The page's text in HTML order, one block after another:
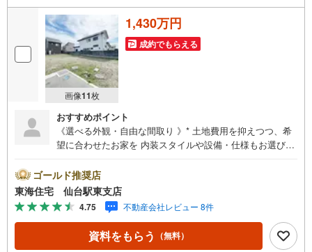
画像11枚
1,430万円
成約でもらえる
おすすめポイント
《選べる外観・自由な間取り 》* 土地費用を抑えつつ、希
望に合わせたお家を 内装スタイルや設備・仕様もお選びい
り！お気軽にご相談ください * 未掲載物件のご提案・ご案
内も可能です * アピールポイント *■建築条件付き土地の場
合、建てる家は注文住宅と同じく、 敷地条件に合わせて
自由に間取りや仕様を決められます ■お客様のご希望に合
わせて、イメージプラン＆総予算をご提案します。■建物の
ご予算等、ご相談承ります 周辺環境 *・東四郎丸小学校:徒
ゴールド推奨店
東海住宅 仙台駅東支店
4.75 不動産会社レビュー 8件
資料をもらう （無料）